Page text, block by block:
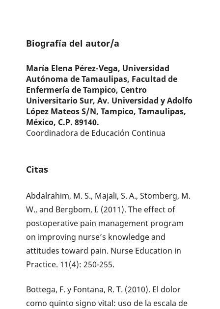
Biografía del autor/a
María Elena Pérez-Vega, Universidad
Autónoma de Tamaulipas, Facultad de
Enfermería de Tampico, Centro
Universitario Sur, Av. Universidad y Adolfo
López Mateos S/N, Tampico, Tamaulipas,
México, C.P. 89140.
Coordinadora de Educación Continua
Citas
Abdalrahim, M. S., Majali, S. A., Stomberg, M.
W., and Bergbom, I. (2011). The effect of
postoperative pain management program
on improving nurse’s knowledge and
attitudes toward pain. Nurse Education in
Practice. 11(4): 250-255.
Bottega, F. y Fontana, R. T. (2010). El dolor
como quinto signo vital: uso de la escala de